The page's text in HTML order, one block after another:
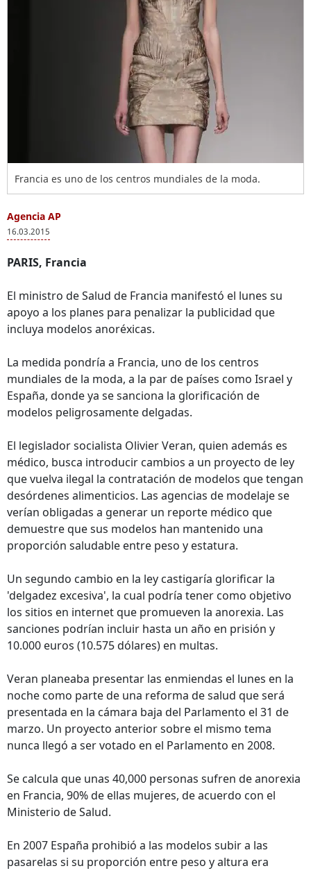
Francia es uno de los centros mundiales de la moda.
Agencia AP
16.03.2015
PARIS, Francia
El ministro de Salud de Francia manifestó el lunes su
apoyo a los planes para penalizar la publicidad que
incluya modelos anoréxicas.
La medida pondría a Francia, uno de los centros
mundiales de la moda, a la par de países como Israel y
España, donde ya se sanciona la glorificación de
modelos peligrosamente delgadas.
El legislador socialista Olivier Veran, quien además es
médico, busca introducir cambios a un proyecto de ley
que vuelva ilegal la contratación de modelos que tengan
desórdenes alimenticios. Las agencias de modelaje se
verían obligadas a generar un reporte médico que
demuestre que sus modelos han mantenido una
proporción saludable entre peso y estatura.
Un segundo cambio en la ley castigaría glorificar la
'delgadez excesiva', la cual podría tener como objetivo
los sitios en internet que promueven la anorexia. Las
sanciones podrían incluir hasta un año en prisión y
10.000 euros (10.575 dólares) en multas.
Veran planeaba presentar las enmiendas el lunes en la
noche como parte de una reforma de salud que será
presentada en la cámara baja del Parlamento el 31 de
marzo. Un proyecto anterior sobre el mismo tema
nunca llegó a ser votado en el Parlamento en 2008.
Se calcula que unas 40,000 personas sufren de anorexia
en Francia, 90% de ellas mujeres, de acuerdo con el
Ministerio de Salud.
En 2007 España prohibió a las modelos subir a las
pasarelas si su proporción entre peso y altura era